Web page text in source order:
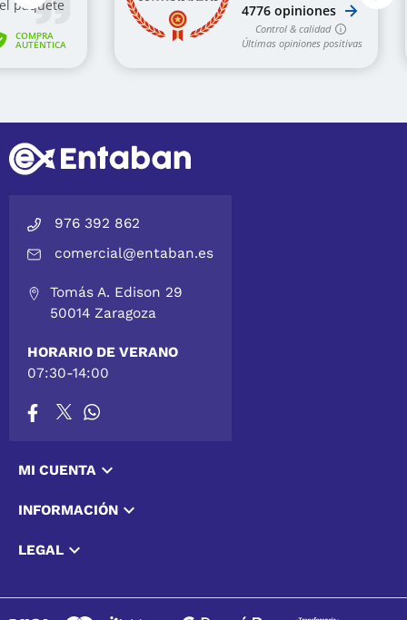
976 392 862
comercial@entaban.es
Tomás A. Edison 29
50014 Zaragoza
HORARIO DE VERANO
07:30-14:00
MI CUENTA 
INFORMACIÓN 
LEGAL 